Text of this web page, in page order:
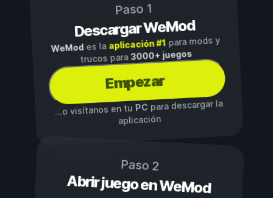
Paso 1
Descargar WeMod
WeMod es la aplicación #1para mods y
trucos para3000+ juegos
Empezar
...o visítanos en tuPCpara descargar la
aplicación
Paso 2
Abrir juego en WeMod